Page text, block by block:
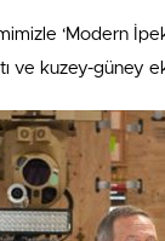
‘Modern
ve kuzey-güney